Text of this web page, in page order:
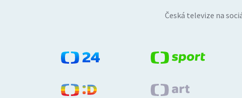
Česká televize na